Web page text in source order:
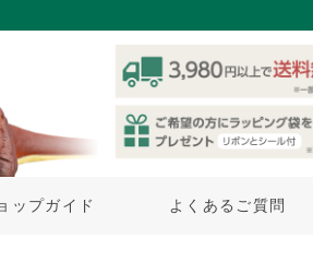
ップガイド よくあるご質問